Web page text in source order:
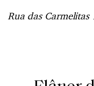
Rua das Carmelitas